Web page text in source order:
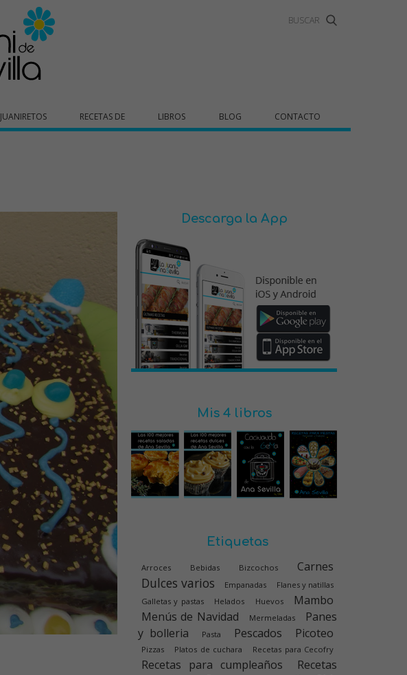
JUANIRETOS RECETAS DE LIBROS BLOG CONTACTO
Descarga la App
Mis 4 libros
Etiquetas
Arroces Bebidas Bizcochos Carnes
Dulces varios Empanadas
Flanes y natillas
Galletas y pastas
Helados Huevos
Mambo
Menús de Navidad
Mermeladas
Panes
y bolleria
Pasta Pescados Picoteo
Pizzas Platos de cuchara Recetas para Cecofry
Recetas para cumpleaños
Recetas